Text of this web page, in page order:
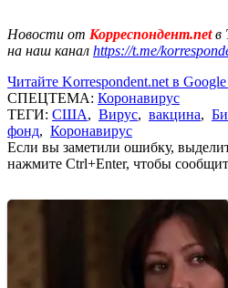
Новости от Корреспондент.netв
на наш канал https://t.me/
Читайте Korrespondent.net в
СПЕЦТЕМА: Коронавирус
ТЕГИ: США, Вирус, вакцина,
фонд, Коронавирус
Если вы заметили ошибку,
нажмите Ctrl+Enter, чтобы